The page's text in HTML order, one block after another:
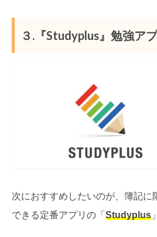
３.『Studyplus』勉強ア
次におすすめしたいのが、簿記に
できる定番アプリの「 Studyplus